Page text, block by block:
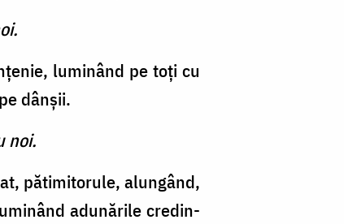
lu­minând pe toţi cu
dânşii.
noi.
pătimitorule, alungând,
adunările credin­